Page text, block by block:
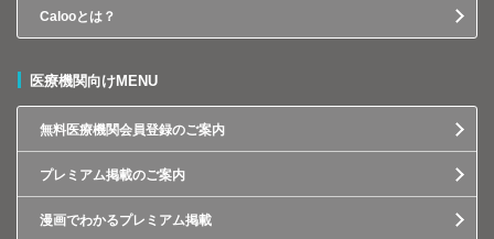
Calooとは？
医療機関向けMENU
無料医療機関会員登録のご案内
プレミアム掲載のご案内
漫画でわかるプレミアム掲載